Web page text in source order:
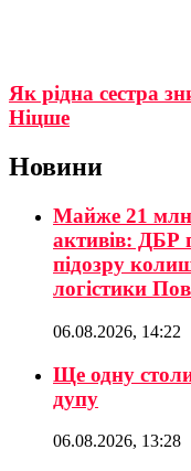
Як рідна сестра
Ніцше
Новини
Майже 21 млн
активів: ДБР
підозру
логістики
06.08.2026, 14:22
Ще одну
дупу
06.08.2026, 13:28